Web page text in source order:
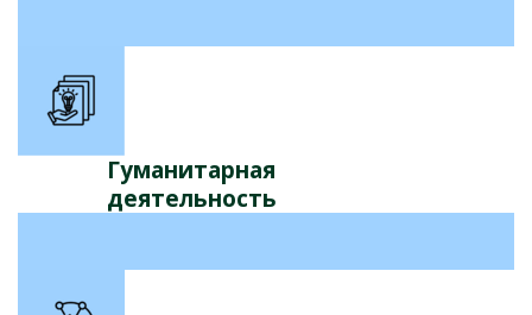
Гуманитарная
деятельность